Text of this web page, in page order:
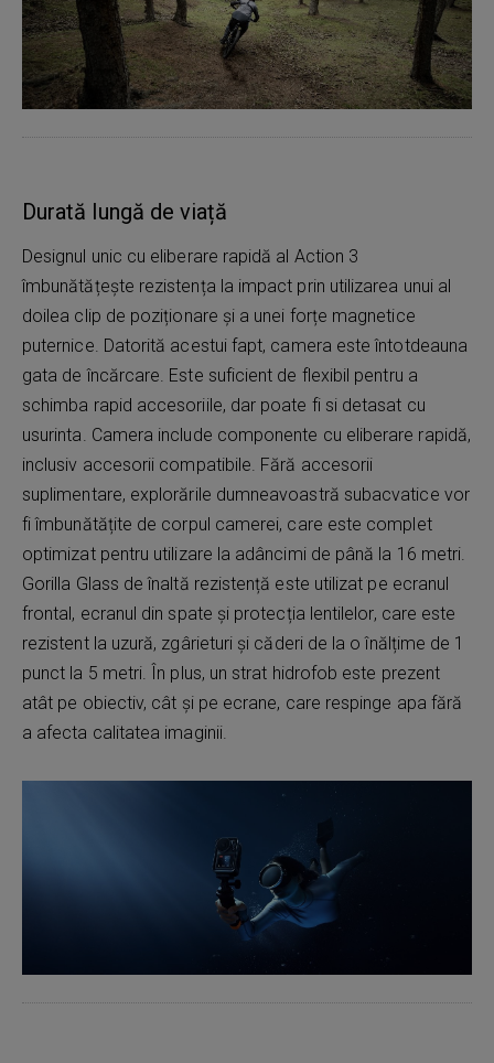
Durată lungă de viață
Designul unic cu eliberare rapidă al Action 3
îmbunătățește rezistența la impact prin utilizarea unui al
doilea clip de poziționare și a unei forțe magnetice
puternice. Datorită acestui fapt, camera este întotdeauna
gata de încărcare. Este suficient de flexibil pentru a
schimba rapid accesoriile, dar poate fi si detasat cu
usurinta. Camera include componente cu eliberare rapidă,
inclusiv accesorii compatibile. Fără accesorii
suplimentare, explorările dumneavoastră subacvatice vor
fi îmbunătățite de corpul camerei, care este complet
optimizat pentru utilizare la adâncimi de până la 16 metri.
Gorilla Glass de înaltă rezistență este utilizat pe ecranul
frontal, ecranul din spate și protecția lentilelor, care este
rezistent la uzură, zgârieturi și căderi de la o înălțime de 1
punct la 5 metri. În plus, un strat hidrofob este prezent
atât pe obiectiv, cât și pe ecrane, care respinge apa fără
a afecta calitatea imaginii.